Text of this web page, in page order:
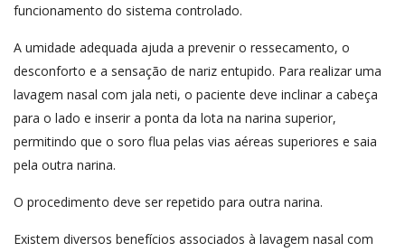
funcionamento do sistema controlado.
A umidade adequada ajuda a prevenir o ressecamento, o
desconforto e a sensação de nariz entupido. Para realizar uma
lavagem nasal com jala neti, o paciente deve inclinar a cabeça
para o lado e inserir a ponta da lota na narina superior,
permitindo que o soro flua pelas vias aéreas superiores e saia
pela outra narina.
O procedimento deve ser repetido para outra narina.
Existem diversos benefícios associados à lavagem nasal com